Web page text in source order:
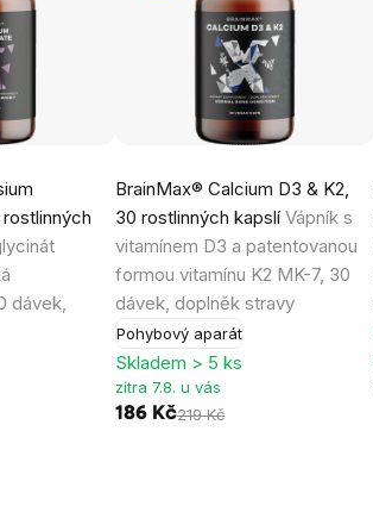
dávek,
BrainMax® Calcium D3 & K2,
30 rostlinných kapslíVápník s
vitamínem D3 a patentovanou
formou vitamínu K2 MK-7, 30
dávek, doplněk stravy
Pohybový aparát
Skladem > 5 ks
zítra 7.8. u vás
186 Kč219 Kč